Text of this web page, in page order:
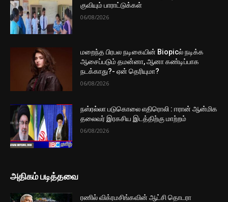
குவியும் பாராட்டுக்கள்
06/08/2026
மறைந்த பிரபல நடிகையின் Biopicல் நடிக்க
ஆசைப்படும் தமன்னா, ஆனா கண்டிப்பாக
நடக்காது?- ஏன் தெரியுமா?
06/08/2026
நஸ்ரல்லா படுகொலை எதிரொலி : ஈரான் ஆன்மிக
தலைவர் இரகசிய இடத்திற்கு மாற்றம்
06/08/2026
அதிகம் படித்தவை
ரணில் விக்ரமசிங்கவின் ஆட்சி தொடரா